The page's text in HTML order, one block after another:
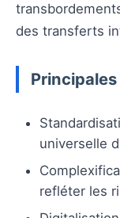
des transferts
universelle
refléter les